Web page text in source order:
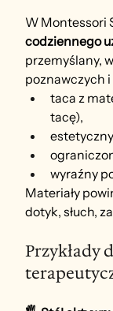
W Montessori
codziennego
przemyślany,
poznawczych
taca z
tacę),
wyraźny
Materiały
dotyk, słuch,
Przykłady